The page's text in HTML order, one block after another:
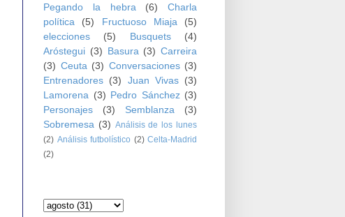
Pegando la hebra
(6)
Charla
política
(5) Fructuoso Miaja
(5)
elecciones
(5) Busquets
(4)
Aróstegui (3) Basura (3) Carreira
(3) Ceuta (3) Conversaciones (3)
Entrenadores (3) Juan Vivas
(3)
Lamorena (3) Pedro Sánchez (3)
Personajes
(3) Semblanza
(3)
Sobremesa (3) Análisis de los lunes
(2) Análisis futbolístico (2) Celta-Madrid
(2)